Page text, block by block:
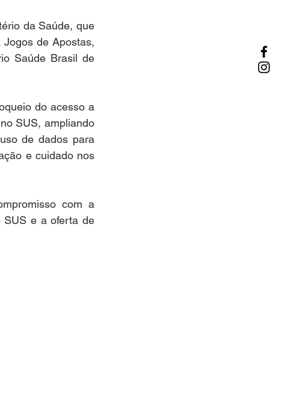
da Saúde, que
de Apostas,
Saúde Brasil de
do acesso a
SUS, ampliando
de dados para
e cuidado nos
com a
SUS e a oferta de